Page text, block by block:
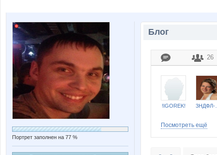
Портрет заполнен на 77 %
Блог
26
!IGOREK!
Посмотреть ещё